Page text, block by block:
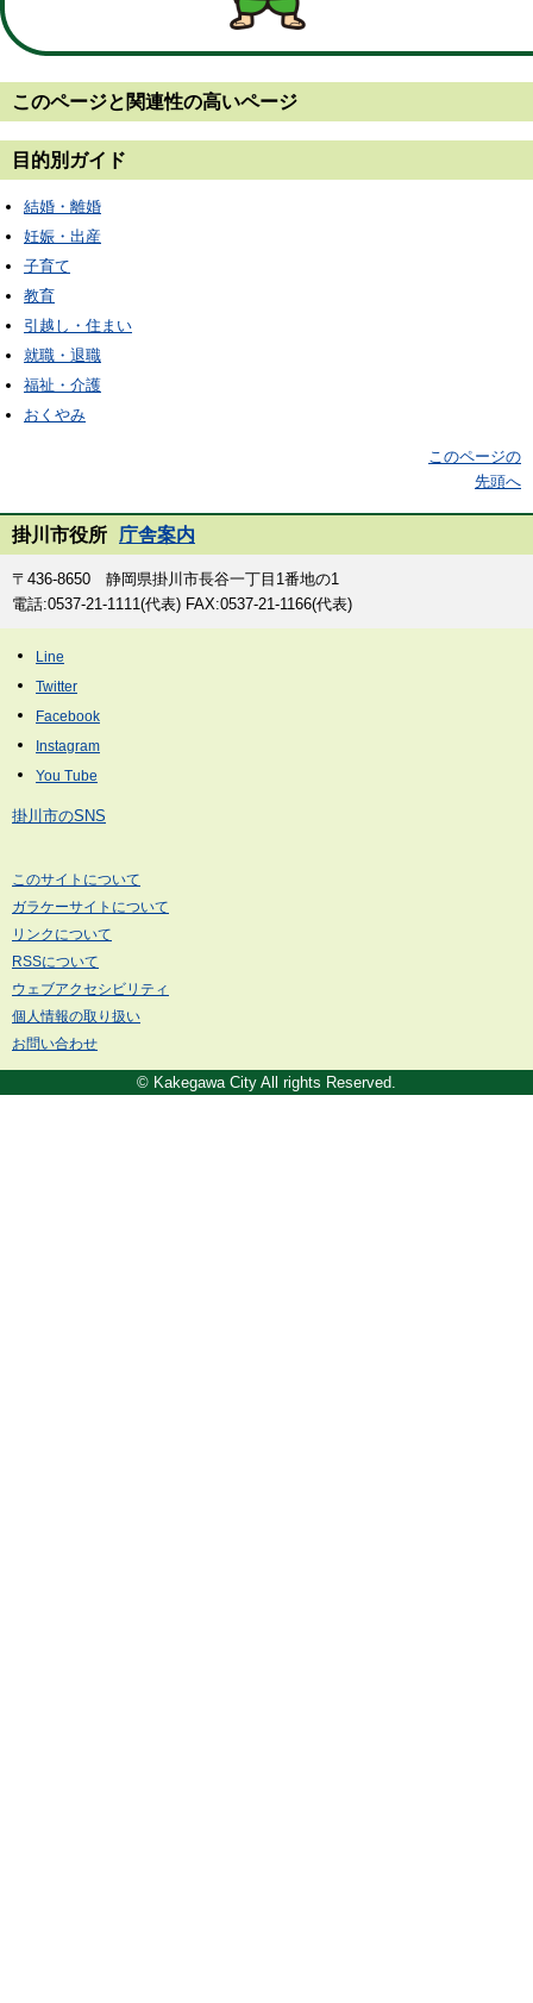
このページと 関連性の高いページ
目的別ガイド
結婚・離婚
妊娠・出産
子育て
教育
引越し・住まい
就職・退職
福祉・介護
おくやみ
このページの
先頭へ
掛川市役所 庁舎案内
〒436-8650 静岡県掛川市長谷一丁目1番地の1
電話:0537-21-1111(代表) FAX:0537-21-1166(代表)
掛川市のSNS
このサイトについて
ガラケーサイトについて
リンクについて
RSSについて
ウェブアクセシビリティ
個人情報の取り扱い
お問い合わせ
© Kakegawa City All rights Reserved.